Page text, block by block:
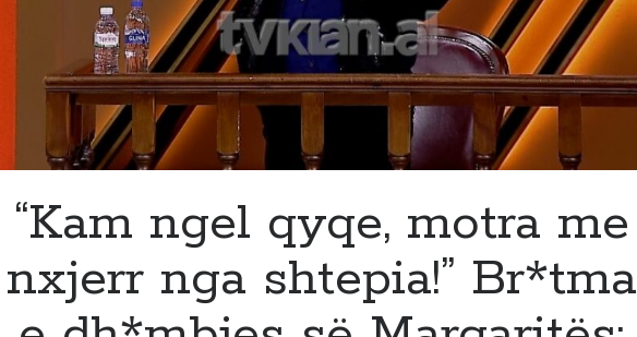
“Kam ngel qyqe, motra me
nxjerr nga shtepia!” Br*tma